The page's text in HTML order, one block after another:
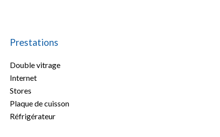
Prestations
Double vitrage
Internet
Stores
Plaque de cuisson
Réfrigérateur